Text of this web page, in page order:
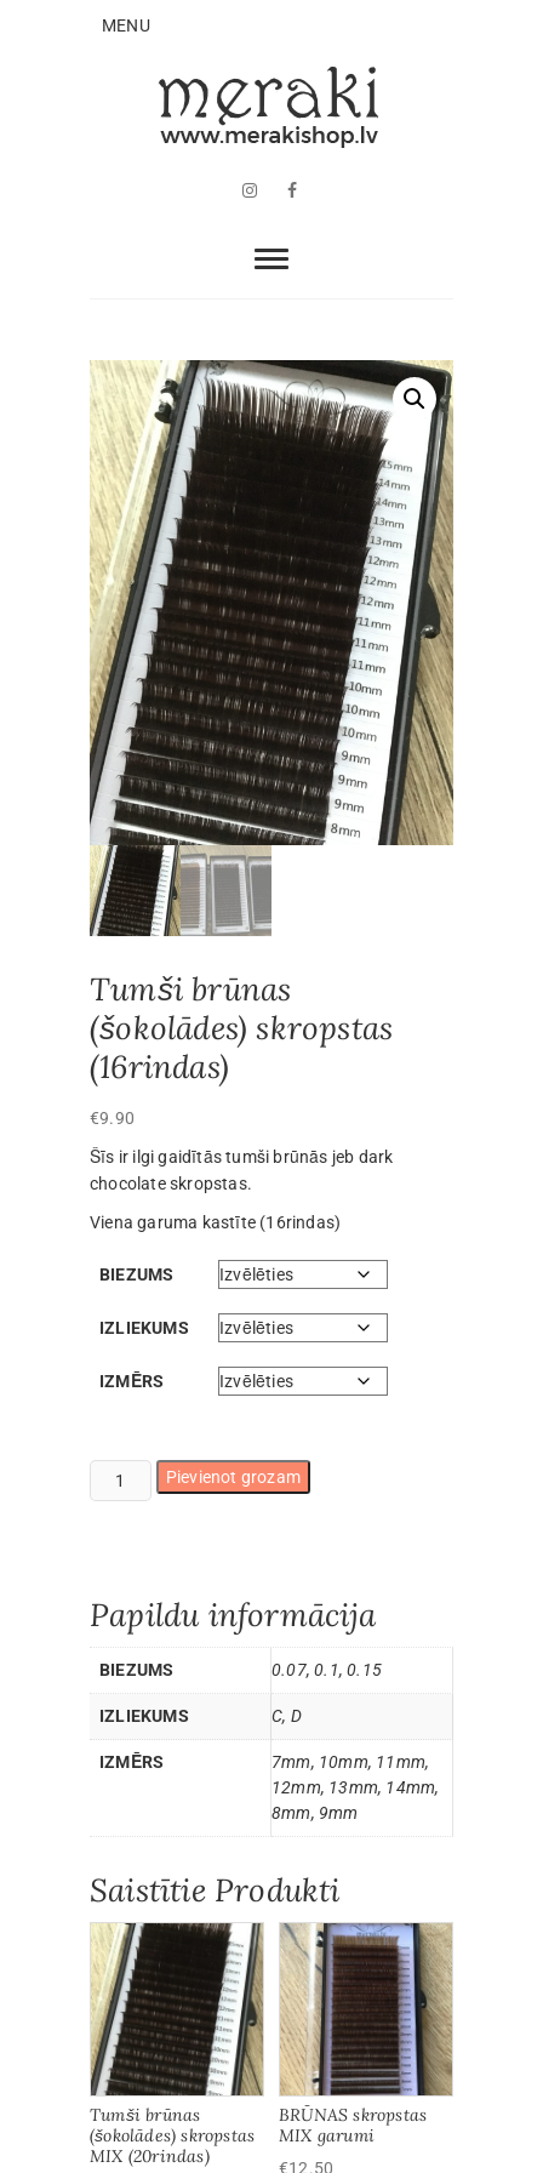
MENU
InstagramFacebook
Tumši brūnas
(šokolādes) skropstas
(16rindas)
€9.90
Šīs ir ilgi gaidītās tumši brūnās jeb dark
chocolate skropstas.
Viena garuma kastīte (16rindas)
BIEZUMS
IZLIEKUMS
IZMĒRS
Tumši
brūnas
daudzums
Pievienot grozam
Papildu informācija
BIEZUMS 0.07, 0.1, 0.15
IZLIEKUMS C, D
IZMĒRS
7mm, 10mm, 11mm,
12mm, 13mm, 14mm,
8mm, 9mm
Saistītie Produkti
Tumši brūnas
(šokolādes) skropstas
MIX (20rindas)
BRŪNAS skropstas
MIX garumi
€12.50